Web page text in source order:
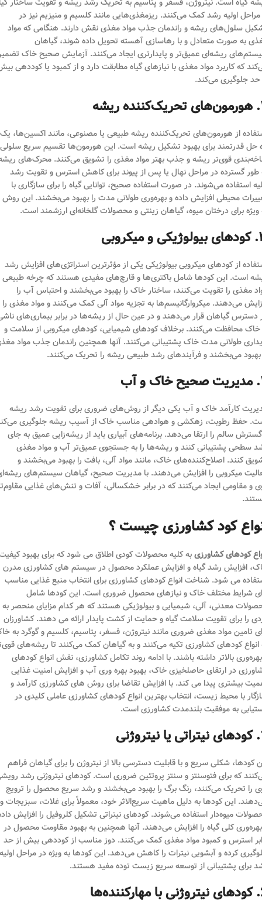
مراحل اولیه رشد کمک می‌کنند. ریزمغذی‌هایی مانند کلسیم و منیزیم نیز در
سلول‌های ریشه و راندمان جذب مواد مغذی نقش دارند. هنگامی که مواد
به صورت متعادل و با رهاسازی آهسته تحویل داده شوند، گیاهان
ریشه‌ای عمیق‌تر و پایدارتری ایجاد می‌کنند. آزمایش صحیح خاک
که کاربرد مواد مغذی با نیازهای گیاه مطابقت دارد و از کمبود یا کوددهی
حد جلوگیری می‌کند.
از هورمون‌های تحریک‌کننده ریشه طبیعی یا مصنوعی، مانند اکسین‌ها، یک
حل قدرتمند برای بهبود تشکیل ریشه است. این هورمون‌ها تقسیم سریع
قوی‌تر ریشه و جذب بهتر مواد مغذی را تشویق می‌کنند. محرک‌های
طور گسترده در مراحل نهال یا پس از پیوند برای کاهش استرس و تقویت رشد
استفاده می‌شوند. در صورت استفاده صحیح، توانایی گیاه را برای سازگاری با
محیطی افزایش داده و بهره‌وری طولانی مدت را بهبود می‌بخشند. این روش
ویژه برای درختان میوه، گیاهان زینتی و محصولات گلخانه‌ای ارزشمند است.
از کودهای میکروبی بیولوژیکی یکی از مؤثرترین استراتژی‌های افزایش رشد
است. این کودها شامل باکتری‌ها و قارچ‌های مفیدی هستند که چرخه طبیعی
مغذی را تقویت می‌کنند، ساختار خاک را بهبود می‌بخشند و احتباس آب را
می‌دهند. میکروارگانیسم‌ها به تجزیه مواد آلی کمک می‌کنند و مواد مغذی را
دسترس گیاهان قرار می‌دهند و در عین حال از ریشه‌ها در برابر بیماری‌های
خاک محافظت می‌کنند. برخلاف کودهای شیمیایی، کودهای میکروبی از سلامت و
طولانی مدت خاک پشتیبانی می‌کنند. آنها همچنین راندمان جذب مواد
بهبود می‌بخشند و فرآیندهای رشد طبیعی ریشه را تحریک می‌کنند.
آب
کارآمد خاک و آب یکی دیگر از روش‌های ضروری برای تقویت رشد ریشه
حفظ رطوبت، زهکشی و هوادهی مناسب خاک از آسیب ریشه جلوگیری
سالم را ارتقا می‌دهد. برنامه‌های آبیاری باید از ریشه‌زایی عمیق به جای
سطحی پشتیبانی کنند و ریشه‌ها را به جستجوی عمیق‌تر آب و مواد مغذی
کنند. اصلاح‌کننده‌های خاک، مانند مواد آلی، بافت را بهبود می‌بخشند و
میکروبی را افزایش می‌دهند. با مدیریت صحیح، گیاهان سیستم‌های
و مقاومی ایجاد می‌کنند که در برابر خشکسالی، آفات و تنش‌های غذایی
کود کشاورزی چیست ؟
کودهای کشاورزیبه کلیه محصولات کودی اطلاق می شود که برای بهبود
افزایش رشد گیاه و افزایش عملکرد محصول در سیستم های کشاورزی مدرن
می شود. شناخت انواع کودهای کشاورزی برای انتخاب منبع غذایی مناسب
شرایط مختلف خاک و نیازهای محصول ضروری است. این کودها شامل
معدنی، آلی، شیمیایی و بیولوژیکی هستند که هر کدام مزایای منحصر به
را برای تقویت سلامت گیاه و حمایت از کشت پایدار ارائه می دهند. کشاورزان
تامین مواد مغذی ضروری مانند نیتروژن، فسفر، پتاسیم، کلسیم و گوگرد به
انواع کودهای کشاورزی تکیه می‌کنند و به گیاهان کمک می‌کنند تا ریشه‌های
بالاتر داشته باشند. با ادامه روند تکامل کشاورزی، نقش انواع کودهای
در ارتقای حاصلخیزی خاک، بهبود بهره وری آب و افزایش امنیت غذایی
بیشتری پیدا می کند. با افزایش تقاضا برای روش های کشاورزی کارآمد و
با محیط زیست، انتخاب بهترین انواع کودهای کشاورزی عاملی کلیدی در
به موفقیت بلندمدت کشاورزی است.
کودها، شکلی سریع و با قابلیت دسترسی بالا از نیتروژن را برای گیاهان فراهم
که برای فتوسنتز و سنتز پروتئین ضروری است. کودهای نیتروژنی رشد
را تحریک می‌کنند، رنگ برگ را بهبود می‌بخشند و رشد سریع محصول را ترویج
این کودها به دلیل ماهیت سریع‌الاثر خود، معمولاً برای غلات، سبزیجات و
میوه‌دار استفاده می‌شوند. کودهای نیتراتی تشکیل کلروفیل را افزایش
کلی گیاه را افزایش می‌دهند. آنها همچنین به بهبود مقاومت محصول در
استرس و کمبود مواد مغذی کمک می‌کنند. دوز مناسب از کوددهی بیش از حد
کرده و آبشویی نیترات را کاهش می‌دهد. این کودها به ویژه در مراحل اولیه
برای پشتیبانی از توسعه سریع زیست توده مفید هستند.